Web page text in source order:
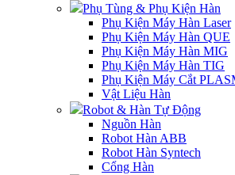
Phụ Tùng & Phụ Kiện Hàn
Phụ Kiện Máy Hàn Laser
Phụ Kiện Máy Hàn QUE
Phụ Kiện Máy Hàn MIG
Phụ Kiện Máy Hàn TIG
Phụ Kiện Máy Cắt
Vật Liệu Hàn
Robot & Hàn Tự Động
Nguồn Hàn
Robot Hàn ABB
Robot Hàn Syntech
Cổng Hàn